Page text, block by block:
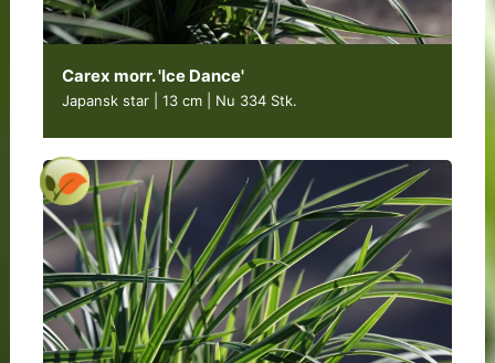
Carex morr. 'Ice Dance'
Japansk star | 13 cm Nu 334 Stk.